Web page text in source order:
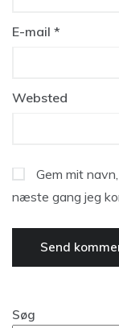
E-mail *
Websted
Gem mit
næste gang jeg
Søg